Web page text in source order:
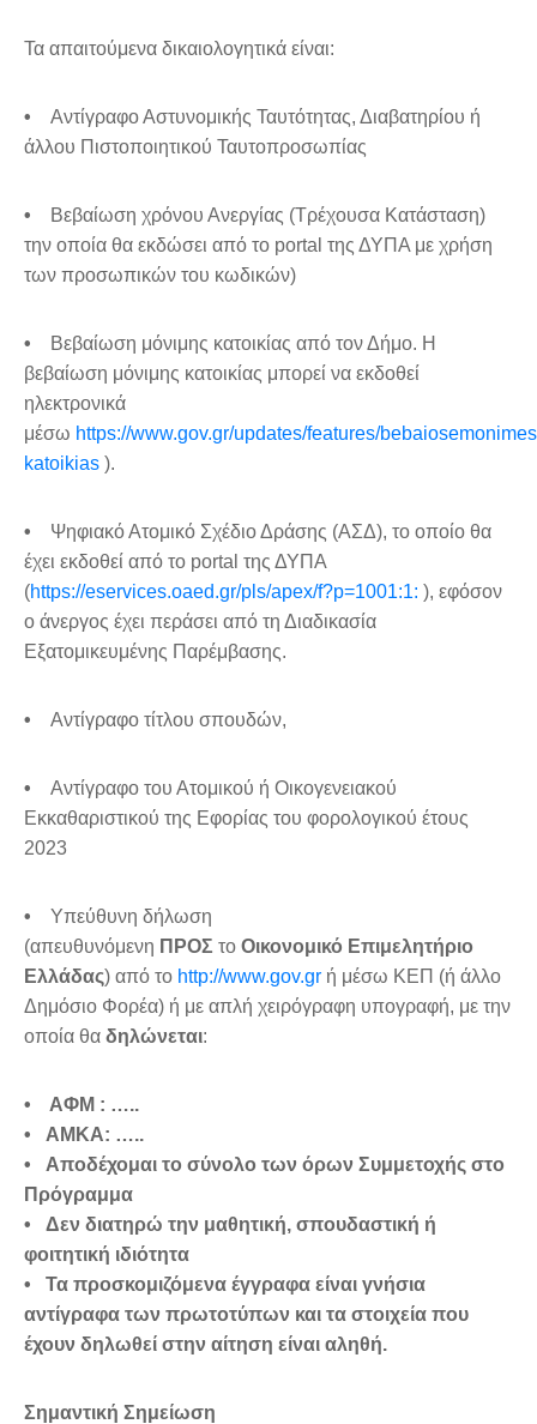
Τα απαιτούμενα δικαιολογητικά είναι:
• Αντίγραφο Αστυνομικής Ταυτότητας, Διαβατηρίου ή
άλλου Πιστοποιητικού Ταυτοπροσωπίας
•
Βεβαίωση χρόνου Ανεργίας (Τρέχουσα Κατάσταση)
την οποία θα εκδώσει από το portal της ΔΥΠΑ με χρήση
των προσωπικών του κωδικών)
•
Βεβαίωση μόνιμης κατοικίας από τον Δήμο. Η
βεβαίωση μόνιμης κατοικίας μπορεί να εκδοθεί
ηλεκτρονικά
μέσω https://www.gov.gr/updates/features/
katoikias ).
•
Ψηφιακό Ατομικό Σχέδιο Δράσης (ΑΣΔ), το οποίο θα
έχει εκδοθεί από το portal της ΔΥΠΑ
(https://eservices.oaed.gr/pls/apex/f?p=1001:1: ), εφόσον
ο άνεργος έχει περάσει από τη Διαδικασία
Εξατομικευμένης Παρέμβασης.
• Αντίγραφο τίτλου σπουδών,
• Αντίγραφο του Ατομικού ή Οικογενειακού
Εκκαθαριστικού της Εφορίας του φορολογικού έτους
2023
•
Υπεύθυνη δήλωση
(απευθυνόμενη ΠΡΟΣ το Οικονομικό Επιμελητήριο
Ελλάδας) από το http://www.gov.gr ή μέσω ΚΕΠ (ή άλλο
Δημόσιο Φορέα) ή με απλή χειρόγραφη υπογραφή, με την
οποία θα δηλώνεται:
• ΑΦΜ : …..
• ΑΜΚΑ: …..
• Αποδέχομαι το σύνολο των όρων Συμμετοχής στο
Πρόγραμμα
• Δεν διατηρώ την μαθητική, σπουδαστική ή
φοιτητική ιδιότητα
• Τα προσκομιζόμενα έγγραφα είναι γνήσια
αντίγραφα των πρωτοτύπων και τα στοιχεία που
έχουν δηλωθεί στην αίτηση είναι αληθή.
Σημαντική Σημείωση